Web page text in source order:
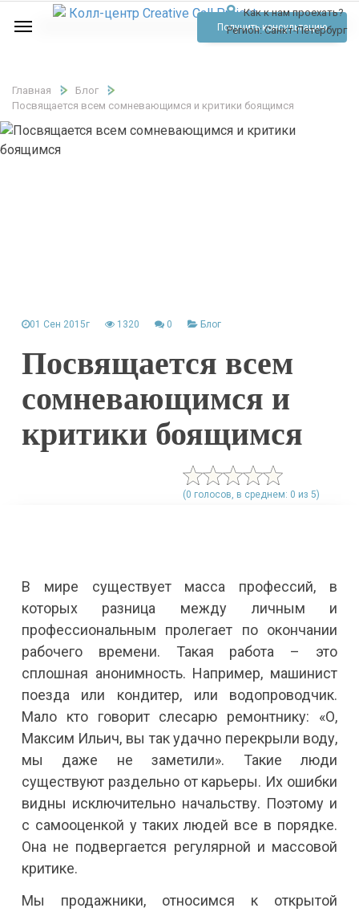
Как к нам проехать?
Регион:Санкт-Петербург
Отзывы
Получить консультацию
Главная
Блог
Посвящается всем сомневающимся и критики боящимся
01 Сен 2015г 1320 0 Блог
Посвящается всем
сомневающимся и
критики боящимся
(0 голосов, в среднем: 0 из 5)
В мире существует масса профессий, в
которых разница между личным и
профессиональным пролегает по окончании
рабочего времени. Такая работа – это
сплошная анонимность. Например, машинист
поезда или кондитер, или водопроводчик.
Мало кто говорит слесарю ремонтнику: «О,
Максим Ильич, вы так удачно перекрыли воду,
мы даже не заметили». Такие люди
существуют раздельно от карьеры. Их ошибки
видны исключительно начальству. Поэтому и
с самооценкой у таких людей все в порядке.
Она не подвергается регулярной и массовой
критике.
Мы продажники, относимся к открытой